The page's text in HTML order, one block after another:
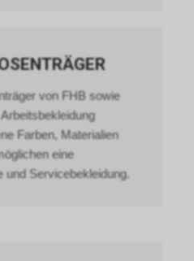
von FHB sowie
Farben, Materialien
eine
und Servicebekleidung.